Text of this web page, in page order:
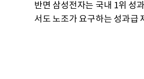
반면 삼성전자는 국내 1위 성
서도 노조가 요구하는 성과급